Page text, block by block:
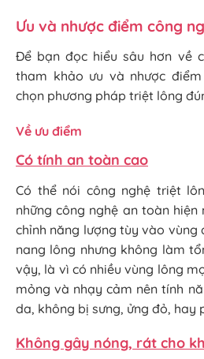
Ưu và nhược điểm công
Để bạn đọc hiểu sâu hơn về
tham khảo ưu và nhược
chọn phương pháp triệt lông
Về ưu điểm
Có tính an toàn cao
Có thể nói công nghệ triệt
những công nghệ an toàn hiện
chỉnh năng lượng tùy vào vùng
nang lông nhưng không làm
vậy, là vì có nhiều vùng lông
mỏng và nhạy cảm nên tính
da, không bị sưng, ửng đỏ, hay
Không gây nóng, rát cho